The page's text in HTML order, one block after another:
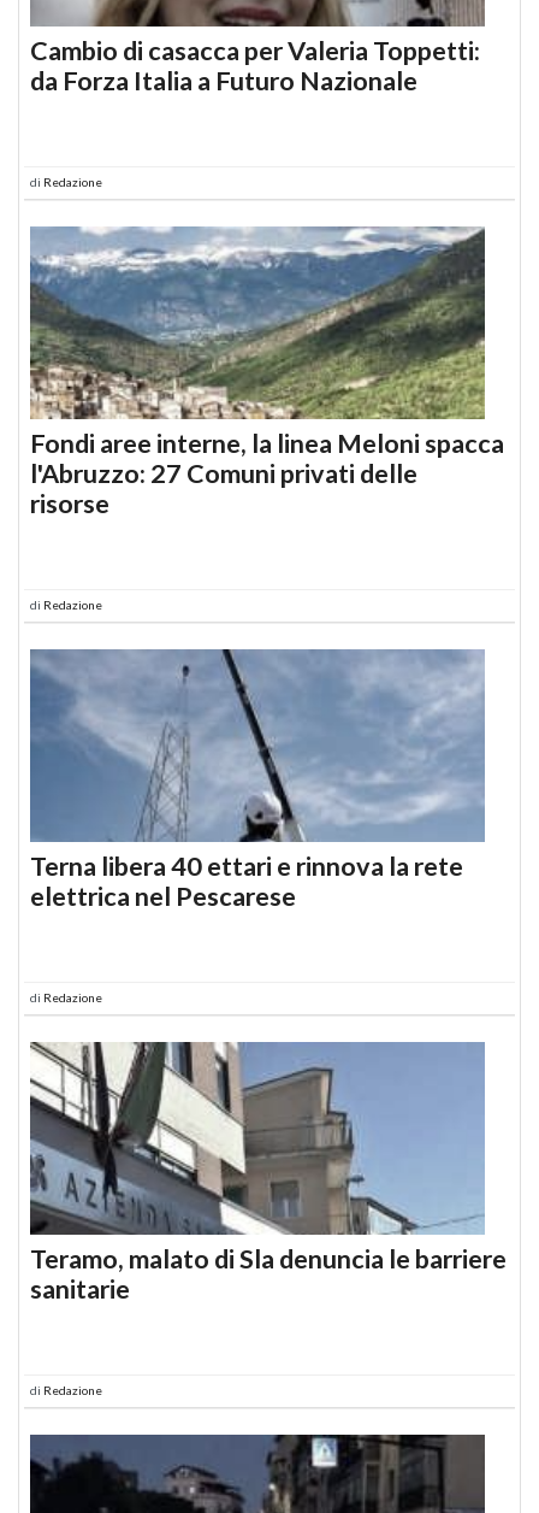
Cambio di casacca per Valeria Toppetti:
da Forza Italia a Futuro Nazionale
di Redazione
Fondi aree interne, la linea Meloni spacca
l'Abruzzo: 27 Comuni privati delle
risorse
di Redazione
Terna libera 40 ettari e rinnova la rete
elettrica nel Pescarese
di Redazione
Teramo, malato di Sla denuncia le barriere
sanitarie
di Redazione